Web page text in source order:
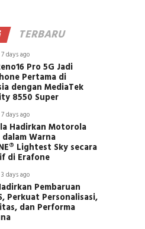
TERBARU
7 days ago
Pro 5G Jadi
Pertama di
dengan MediaTek
8550 Super
7 days ago
Hadirkan Motorola
dalam Warna
Lightest Sky secara
di Erafone
3 days ago
Pembaruan
Perkuat Personalisasi,
dan Performa